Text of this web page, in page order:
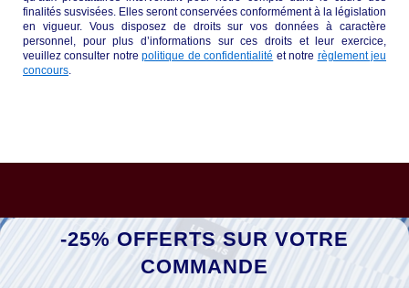
finalités susvisées. Elles seront conservées conformément à la législation
en vigueur. Vous disposez de droits sur vos données à caractère
personnel, pour plus d’informations sur ces droits et leur exercice,
veuillez consulter notrepolitique de confidentialité et notre règlement jeu
concours.
-25% OFFERTS SUR VOTRE
COMMANDE